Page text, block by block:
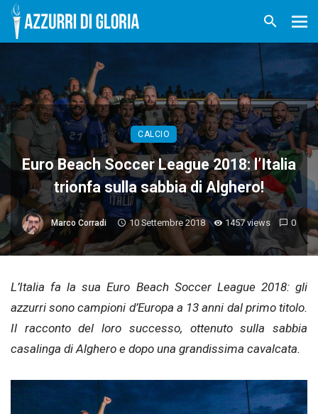
CALCIO
Euro Beach Soccer League 2018: l’Italia
trionfa sulla sabbia di Alghero!
Marco Corradi 10 Settembre 2018 1457 views 0
L’Italia fa la sua Euro Beach Soccer League 2018: gli
azzurri sono campioni d’Europa a 13 anni dal primo titolo.
Il racconto del loro successo, ottenuto sulla sabbia
casalinga di Alghero e dopo una grandissima cavalcata.